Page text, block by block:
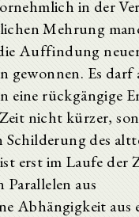
in der
Mehrung
Auffindung
gewonnen. Es darf
eine rückgängige
nicht kürzer,
Schilderung des
erst im Laufe der
Parallelen aus
Abhängigkeit aus